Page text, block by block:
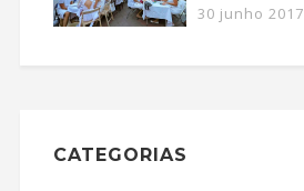
30 junho 2017
CATEGORIAS